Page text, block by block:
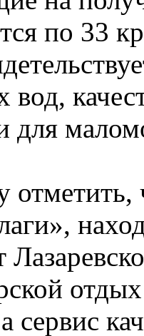
по 33
для
сервис